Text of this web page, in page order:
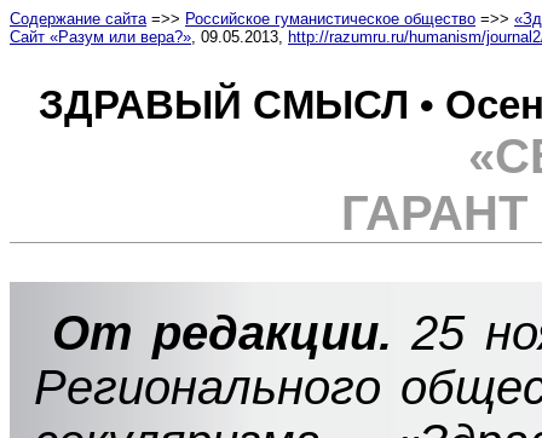
Содержание сайта=>> Российское гуманистическое общество =>>
Сайт «Разум или вера?», 09.05.2013, http://razumru.ru/humanism/
ЗДРАВЫЙ СМЫСЛ •
От редакции. 25
Регионального